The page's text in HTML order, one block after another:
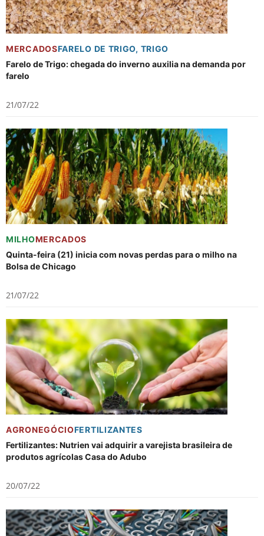
MERCADOSFARELO DE TRIGO, TRIGO
Farelo de Trigo: chegada do inverno auxilia na demanda por
farelo
21/07/22
MILHOMERCADOS
Quinta-feira (21) inicia com novas perdas para o milho na
Bolsa de Chicago
21/07/22
AGRONEGÓCIOFERTILIZANTES
Fertilizantes: Nutrien vai adquirir a varejista brasileira de
produtos agrícolas Casa do Adubo
20/07/22